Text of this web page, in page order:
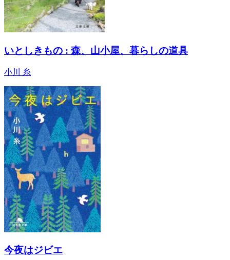
いとしきもの : 森、山小屋、暮らしの道具
小川 糸
今夜はジビエ